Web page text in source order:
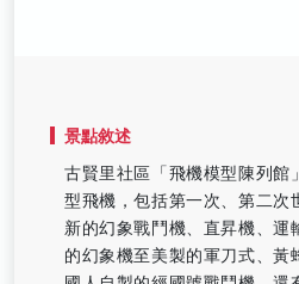
景點敘述
古賢里社區「飛機模型陳列館
型飛機，包括第一次、第二次
新的幻象戰鬥機、直昇機、運
的幻象機至美製的軍刀式、黃